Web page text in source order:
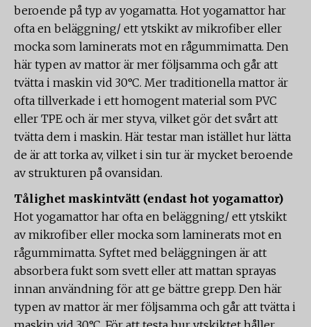
beroende på typ av yogamatta. Hot yogamattor har
ofta en beläggning/ ett ytskikt av mikrofiber eller
mocka som laminerats mot en rågummimatta. Den
här typen av mattor är mer följsamma och går att
tvätta i maskin vid 30°C. Mer traditionella mattor är
ofta tillverkade i ett homogent material som PVC
eller TPE och är mer styva, vilket gör det svårt att
tvätta dem i maskin. Här testar man istället hur lätta
de är att torka av, vilket i sin tur är mycket beroende
av strukturen på ovansidan.
Tålighet maskintvätt (endast hot yogamattor)
Hot yogamattor har ofta en beläggning/ ett ytskikt
av mikrofiber eller mocka som laminerats mot en
rågummimatta. Syftet med beläggningen är att
absorbera fukt som svett eller att mattan sprayas
innan användning för att ge bättre grepp. Den här
typen av mattor är mer följsamma och går att tvätta i